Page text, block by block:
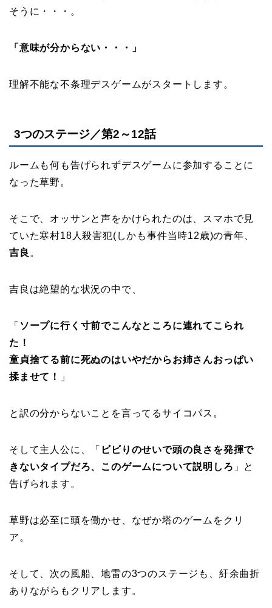
そうに・・・。
「意味が分からない・・・」
理解不能な不条理デスゲームがスタートします。
3つのステージ／第2～12話
ルームも何も告げられずデスゲームに参加することに
なった草野。
そこで、オッサンと声をかけられたのは、スマホで見
ていた寒村18人殺害犯(しかも事件当時12歳)の青年、
吉良 。
吉良は絶望的な状況の中で、
「 ソープに行く寸前でこんなところに連れてこられ
た！
童貞捨てる前に死ぬのはいやだからお姉さんおっぱい
揉ませて！
」
と訳の分からないことを言ってるサイコパス。
そして主人公に、「 ビビりのせいで頭の良さを発揮で
きないタイプだろ、このゲームについて説明しろ 」と
告げられます。
草野は必至に頭を働かせ、なぜか塔のゲームをクリ
ア。
そして、次の風船、地雷の3つのステージも、紆余曲折
ありながらもクリアします。